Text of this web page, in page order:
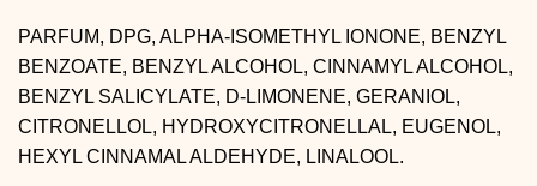
PARFUM, DPG, ALPHA-ISOMETHYL IONONE, BENZYL
BENZOATE, BENZYL ALCOHOL, CINNAMYL ALCOHOL,
BENZYL SALICYLATE, D-LIMONENE, GERANIOL,
CITRONELLOL, HYDROXYCITRONELLAL, EUGENOL,
HEXYL CINNAMAL ALDEHYDE, LINALOOL.